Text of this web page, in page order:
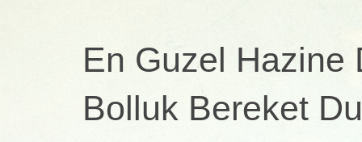
En Guzel Hazine
Bolluk Bereket